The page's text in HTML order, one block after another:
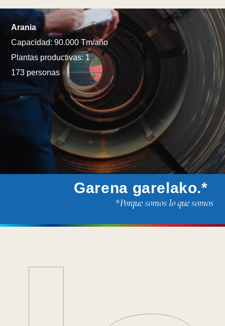
Arania
Capacidad: 90.000 Tm/año
Plantas productivas: 1
173 personas
Garena garelako.*
*Porque somos lo que somos